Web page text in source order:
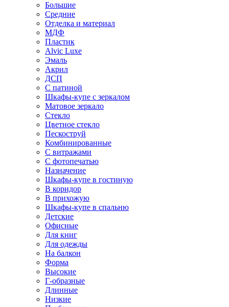
Большие
Средние
Отделка и материал
МДФ
Пластик
Alvic Luxe
Эмаль
Акрил
ДСП
С патиной
Шкафы-купе с зеркалом
Матовое зеркало
Стекло
Цветное стекло
Пескоструй
Комбинированные
С витражами
С фотопечатью
Назначение
Шкафы-купе в гостиную
В коридор
В прихожую
Шкафы-купе в спальню
Детские
Офисные
Для книг
Для одежды
На балкон
Форма
Высокие
Г-образные
Длинные
Низкие